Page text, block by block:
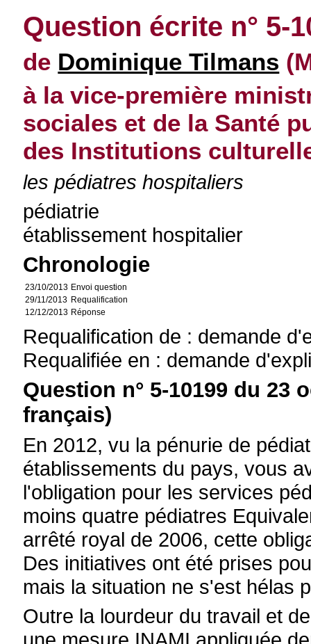
Question écrite n° 5-
de Dominique Tilmans
à la vice-première
sociales et de la Santé
des Institutions
les pédiatres hospitaliers
pédiatrie
établissement hospitalier
Chronologie
23/10/2013 Envoi question
29/11/2013 Requalification
12/12/2013 Réponse
Requalification de : demande
Requalifiée en : demande
Question n° 5-10199 du 23
français)
En 2012, vu la pénurie de
établissements du pays, vous
l'obligation pour les services
moins quatre pédiatres
arrêté royal de 2006, cette
Des initiatives ont été prises
mais la situation ne s'est hélas
Outre la lourdeur du travail et